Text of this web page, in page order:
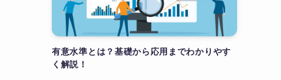
有意水準とは？基礎から応用までわかりやす
く解説！